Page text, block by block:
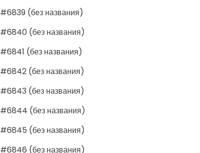
#6839 (без названия)
#6840 (без названия)
#6841 (без названия)
#6842 (без названия)
#6843 (без названия)
#6844 (без названия)
#6845 (без названия)
#6846 (без названия)